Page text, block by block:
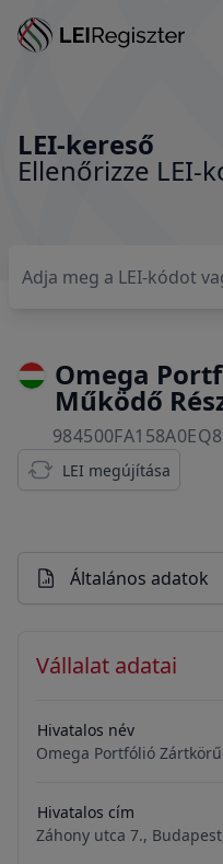
LEI-kereső
Ellenőrizze LEI-
Omega
Működő
LEI megújítása
Általános adatok
Vállalat adatai
Hivatalos név
Omega Portfólió
Hivatalos cím
Záhony utca 7.,